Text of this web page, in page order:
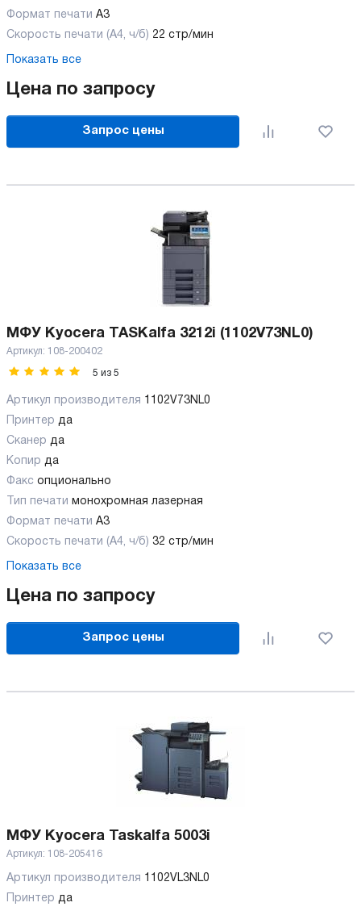
Формат печати A3
Скорость печати (А4, ч/б) 22 стр/мин
Показать все
Цена по запросу
Запрос цены
МФУ Kyocera TASKalfa 3212i (1102V73NL0)
Артикул: 108-200402
5 из 5
Артикул производителя 1102V73NL0
Принтер да
Сканер да
Копир да
Факс опционально
Тип печати монохромная лазерная
Формат печати A3
Скорость печати (А4, ч/б) 32 стр/мин
Показать все
Цена по запросу
Запрос цены
МФУ Kyocera Taskalfa 5003i
Артикул: 108-205416
Артикул производителя 1102VL3NL0
Принтер да